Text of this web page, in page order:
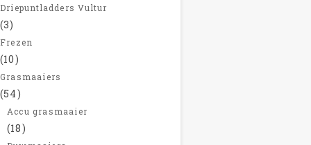
Driepuntladders Vultur
(3)
Frezen
(10)
Grasmaaiers
(54)
Accu grasmaaier
(18)